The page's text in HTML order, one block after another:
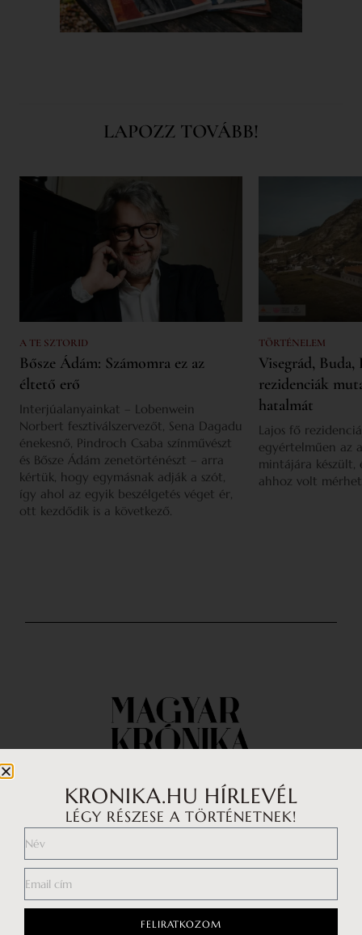
LAPOZZ TOVÁBB!
A TE SZTORID
Bősze Ádám: Számomra ez az
éltető erő
Interjúalanyainkat – Lobenwein
Norbert fesztiválszervezőt, Sena Dagadu
énekesnő, Pindroch Csaba színművészt
és Bősze Ádám zenetörténészt – arra
kértük, hogy egymásnak adják a szót,
így ahol az egyik beszélgetés véget ér,
ott kezdődik is a következő.
TÖRTÉNELEM
Visegrád,
rezidenciák
hatalmát
Lajos fő
egyértelműen az
mintájára készült,
ahhoz volt
Impresszum
Általános Szerződési Feltételek
Adatkezelési tájékoztató
KRONIKA.HU HÍRLEVÉL
LÉGY RÉSZESE A TÖRTÉNETNEK!
FELIRATKOZOM